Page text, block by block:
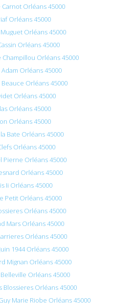
Orléans 45000
Orléans 45000
Orléans 45000
Orléans 45000
Orléans 45000
Orléans 45000
Orléans 45000
Orléans 45000
Orléans 45000
Orléans 45000
Bate Orléans 45000
Orléans 45000
Pierne Orléans 45000
Orléans 45000
Ii Orléans 45000
Petit Orléans 45000
Orléans 45000
Mars Orléans 45000
Orléans 45000
1944 Orléans 45000
Mignan Orléans 45000
Orléans 45000
Orléans 45000
Marie Riobe Orléans 45000